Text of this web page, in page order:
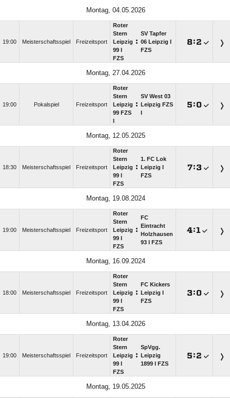
Montag, 04.05.2026
19:00 Meisterschaftsspiel Freizeitsport
Roter
Stern
Leipzig
99 I
FZS
:
SV Tapfer
06 Leipzig I
FZS
:
Montag, 27.04.2026
19:00 Pokalspiel Freizeitsport
Roter
Stern
Leipzig
99 FZS
:
SV West 03
Leipzig FZS
:
Montag, 12.05.2025
18:30 Meisterschaftsspiel Freizeitsport
Roter
Stern
Leipzig
99 I
FZS
:
1. FC Lok
Leipzig I
FZS
:
Montag, 19.08.2024
19:00 Meisterschaftsspiel Freizeitsport
Roter
Stern
Leipzig
99 I
FZS
:
FC
Eintracht
Holzhausen
93 I FZS
:
Montag, 16.09.2024
18:00 Meisterschaftsspiel Freizeitsport
Roter
Stern
Leipzig
99 I
FZS
:
FC Kickers
Leipzig I
FZS
:
Montag, 13.04.2026
19:00 Meisterschaftsspiel Freizeitsport
Roter
Stern
Leipzig
99 I
FZS
:
SpVgg.
Leipzig
1899 I FZS
:
Montag, 19.05.2025